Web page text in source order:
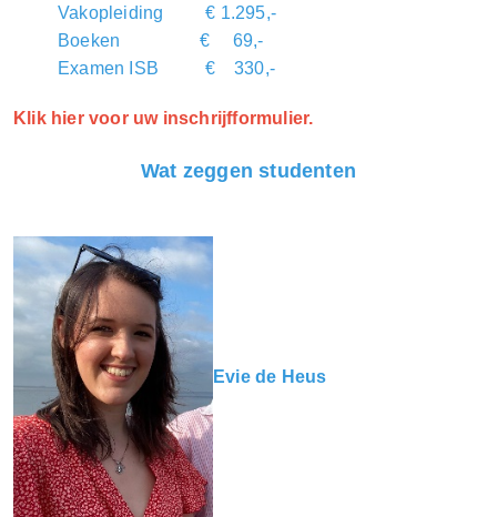
Vakopleiding € 1.295,-
Boeken € 69,-
Examen ISB € 330,-
Klik hier voor uw inschrijfformulier.
Wat zeggen studenten
Evie de Heus